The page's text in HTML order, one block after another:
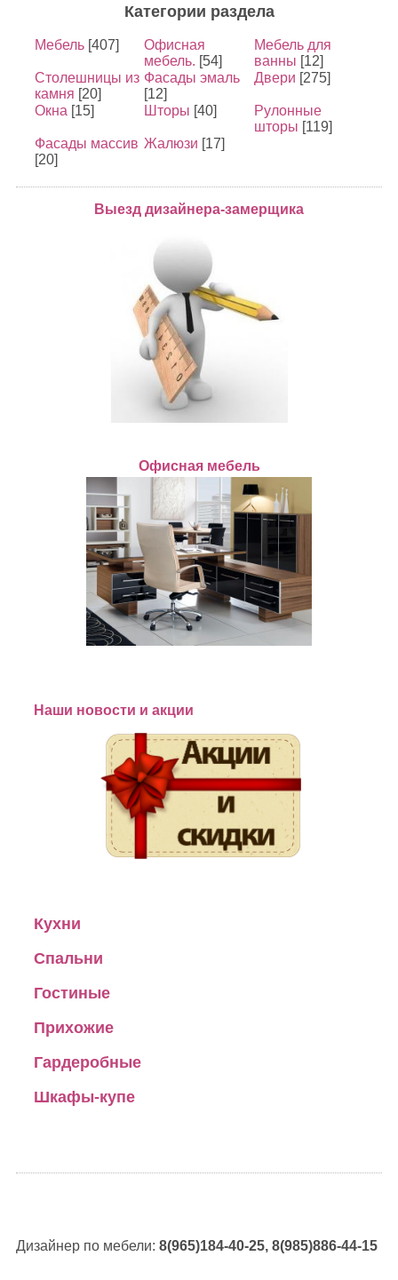
Категории раздела
Мебель [407]
Офисная
мебель. [54]
Мебель для
ванны [12]
Столешницы из
камня [20]
Фасады эмаль
[12]
Двери [275]
Окна [15] Шторы [40]
Рулонные
шторы [119]
Фасады массив
[20]
Жалюзи [17]
Выезд дизайнера-замерщика
Офисная мебель
Наши новости и акции
Кухни
Спальни
Гостиные
Прихожие
Гардеробные
Шкафы-купе
Дизайнер по мебели: 8(965)184-40-25, 8(985)886-44-15